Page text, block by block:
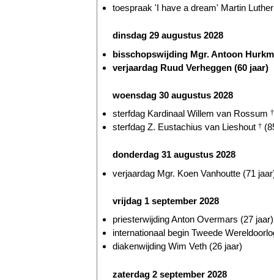
toespraak 'I have a dream' Martin
dinsdag 29 augustus 2028
bisschopswijding Mgr. Antoon
verjaardag Ruud Verheggen (60 jaar)
woensdag 30 augustus 2028
sterfdag Kardinaal Willem van Rossum †
sterfdag Z. Eustachius van Lieshout †
donderdag 31 augustus 2028
verjaardag Mgr. Koen Vanhoutte (71
vrijdag 1 september 2028
priesterwijding Anton Overmars (27 jaar)
internationaal begin Tweede
diakenwijding Wim Veth (26 jaar)
zaterdag 2 september 2028